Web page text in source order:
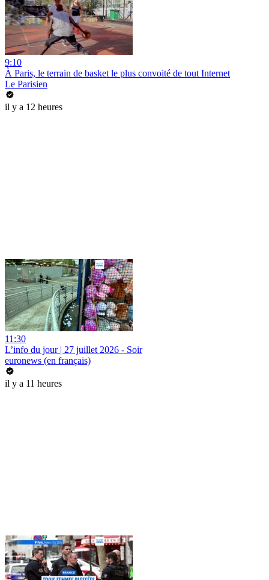
9:10
À Paris, le terrain de basket le plus convoité de tout Internet
Le Parisien
il y a 12 heures
11:30
L’info du jour | 27 juillet 2026 - Soir
euronews (en français)
il y a 11 heures